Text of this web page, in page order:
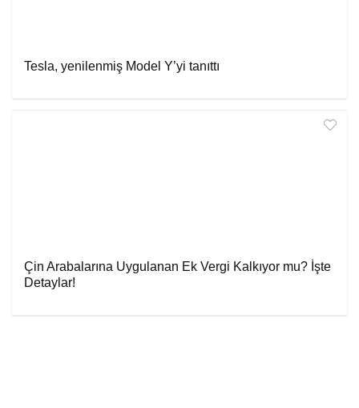
Tesla, yenilenmiş Model Y’yi tanıttı
Çin Arabalarına Uygulanan Ek Vergi Kalkıyor mu? İşte
Detaylar!